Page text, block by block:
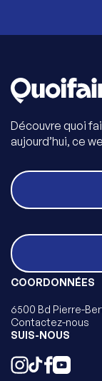
Découvre quoi
aujourd’hui, ce
COORDONNÉES
6500 Bd Pierre-
Contactez-nous
SUIS-NOUS